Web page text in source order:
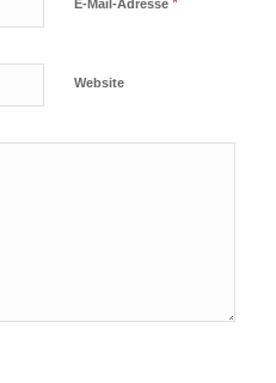
E-Mail-Adresse
Website